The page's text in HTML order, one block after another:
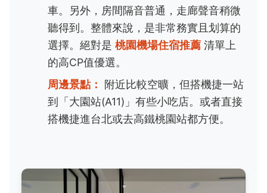
車。另外，房間隔音普通，走廊聲音稍微
聽得到。整體來說，是非常務實且划算的
選擇。絕對是 桃園機場住宿推薦 清單上
的高CP值優選。
周邊景點：
附近比較空曠，但搭機捷一站
到「大園站(A11)」有些小吃店。或者直接
搭機捷進台北或去高鐵桃園站都方便。